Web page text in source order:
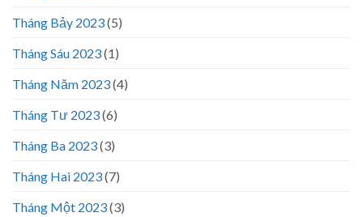
Tháng Bảy 2023(5)
Tháng Sáu 2023(1)
Tháng Năm 2023(4)
Tháng Tư 2023(6)
Tháng Ba 2023(3)
Tháng Hai 2023(7)
Tháng Một 2023(3)